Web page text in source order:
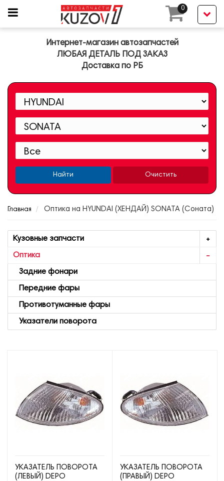
0
Интернет-магазин автозапчастей
ЛЮБАЯ ДЕТАЛЬ ПОД ЗАКАЗ
Доставка по РБ
Найти Очистить
Главная Оптика на HYUNDAI (ХЕНДАЙ) SONATA (Соната)
Кузовные запчасти
Оптика
Задние фонари
Передние фары
Противотуманные фары
Указатели поворота
УКАЗАТЕЛЬ ПОВОРОТА
(ЛЕВЫЙ) DEPO
УКАЗАТЕЛЬ ПОВОРОТА
(ПРАВЫЙ) DEPO